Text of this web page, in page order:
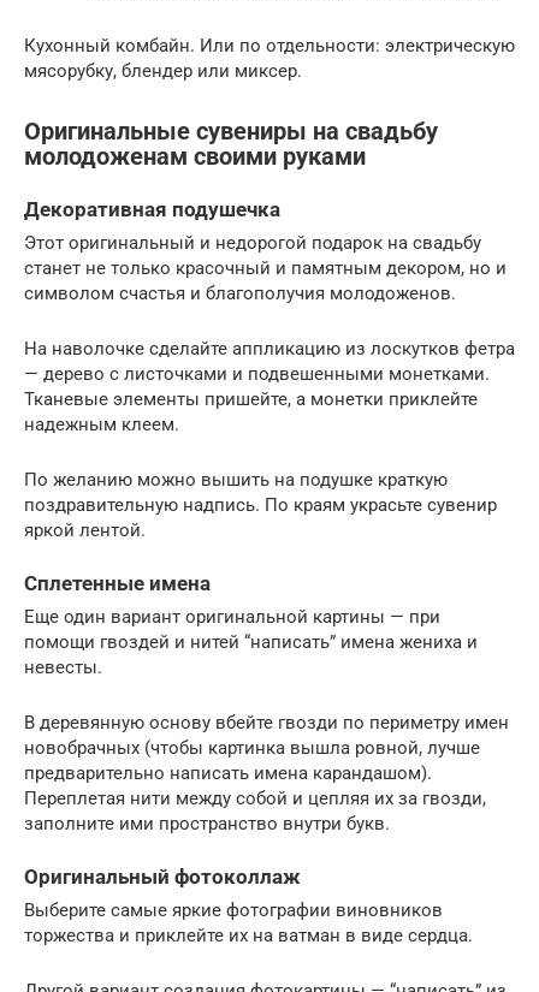
Кухонный комбайн. Или по отдельности: электрическую
мясорубку, блендер или миксер.
Оригинальные сувениры на свадьбу
молодоженам своими руками
Декоративная подушечка
Этот оригинальный и недорогой подарок на свадьбу
станет не только красочный и памятным декором, но и
символом счастья и благополучия молодоженов.
На наволочке сделайте аппликацию из лоскутков фетра
— дерево с листочками и подвешенными монетками.
Тканевые элементы пришейте, а монетки приклейте
надежным клеем.
По желанию можно вышить на подушке краткую
поздравительную надпись. По краям украсьте сувенир
яркой лентой.
Сплетенные имена
Еще один вариант оригинальной картины — при
помощи гвоздей и нитей “написать” имена жениха и
невесты.
В деревянную основу вбейте гвозди по периметру имен
новобрачных (чтобы картинка вышла ровной, лучше
предварительно написать имена карандашом).
Переплетая нити между собой и цепляя их за гвозди,
заполните ими пространство внутри букв.
Оригинальный фотоколлаж
Выберите самые яркие фотографии виновников
торжества и приклейте их на ватман в виде сердца.